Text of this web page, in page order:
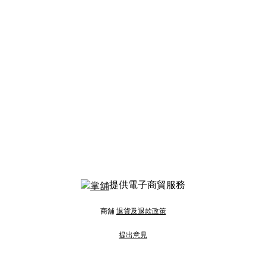
提供電子商貿服務
商舖 退貨及退款政策
提出意見